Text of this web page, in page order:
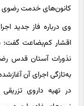
وی درباره فاز جدید
اقشار کم‌بضاعت گفت:
نذورات آستان قدس
به‌تازگی اجرای آن
در تهیه داروی
نیروهای خادمیاری در